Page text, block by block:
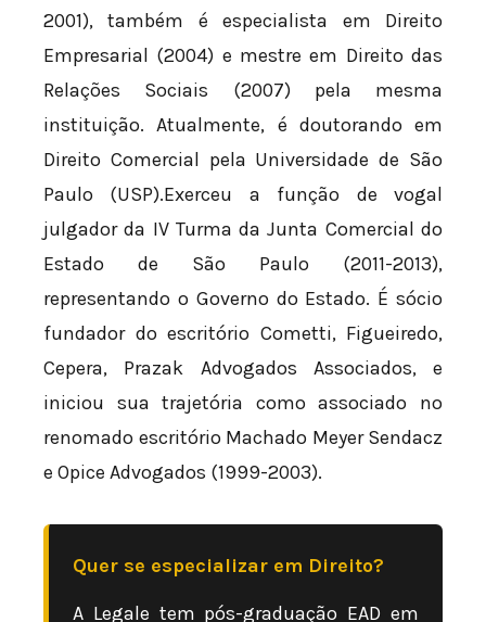
2001), também é especialista em Direito
Empresarial (2004) e mestre em Direito das
Relações Sociais (2007) pela mesma
instituição. Atualmente, é doutorando em
Direito Comercial pela Universidade de São
Paulo (USP).Exerceu a função de vogal
julgador da IV Turma da Junta Comercial do
Estado de São Paulo (2011-2013),
representando o Governo do Estado. É sócio
fundador do escritório Cometti, Figueiredo,
Cepera, Prazak Advogados Associados, e
iniciou sua trajetória como associado no
renomado escritório Machado Meyer Sendacz
e Opice Advogados (1999-2003).
Quer se especializar em Direito?
A Legale tem pós-graduação EAD em